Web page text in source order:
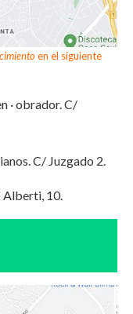
en el siguiente
· obrador. C/
C/ Juzgado 2.
Alberti, 10.